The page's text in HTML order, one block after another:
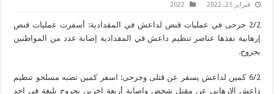
فبراير 25, 2022 2022
2/2 جرحى في عمليات قنص لداعش في المقدادية: أسفرت عمليات قنص
إرهابية نفذها عناصر تنظيم داعش في المقدادية إصابة عدد من المواطنين
بجروح.
6/2 كمين لداعش يسفر عن قتلى وجرحى: اسفر كمين نصبه مسلحو تنظيم
داعش الإرهابي عن مقتل شخص واصابة أربعة اخرين بجروح بليغة في احد